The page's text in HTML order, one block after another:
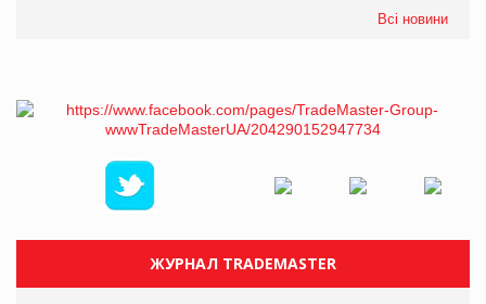
Всі новини
ЖУРНАЛ TRADEMASTER